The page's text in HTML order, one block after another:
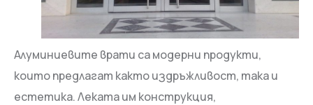
Алуминиевите врати са модерни продукти,
които предлагат както издръжливост, така и
естетика. Леката им конструкция,